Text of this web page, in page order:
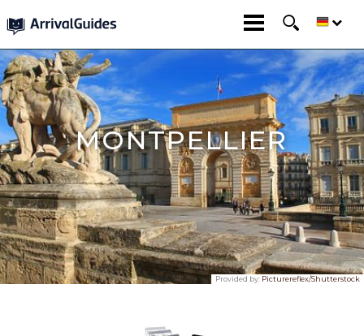
MONTPELLIER
Provided by: Picturereflex/Shutterstock